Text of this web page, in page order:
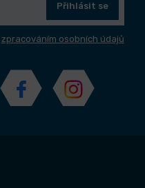
Přihlásit se
zpracováním osobních údajů